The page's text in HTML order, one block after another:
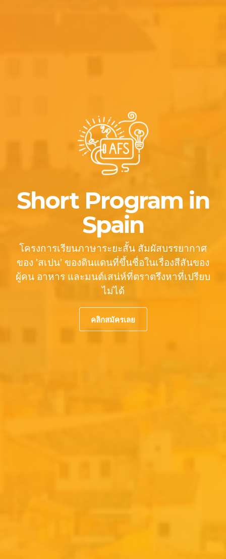
Short Program in
Spain
โครงการเรียนภาษาระยะสั้น สัมผัสบรรยากาศ
ของ 'สเปน' ของดินแดนที่ขึ้นชื่อในเรื่องสีสันของ
ผู้คน อาหาร และมนต์เสน่ห์ที่ตราตรึงหาที่เปรียบ
ไม่ได้
คลิกสมัครเลย